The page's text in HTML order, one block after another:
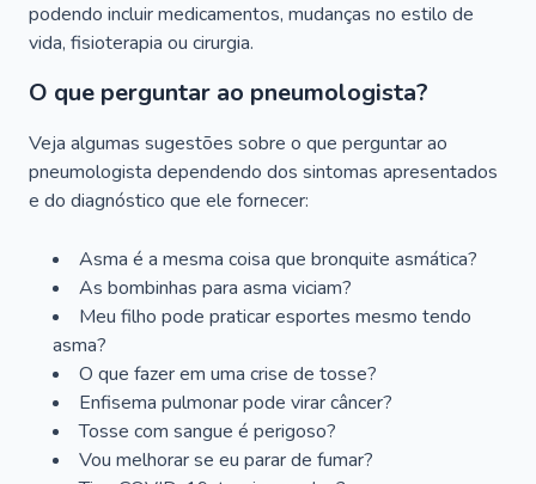
podendo incluir medicamentos, mudanças no estilo de
vida, fisioterapia ou cirurgia.
O que perguntar ao pneumologista?
Veja algumas sugestões sobre o que perguntar ao
pneumologista dependendo dos sintomas apresentados
e do diagnóstico que ele fornecer:
Asma é a mesma coisa que bronquite asmática?
As bombinhas para asma viciam?
Meu filho pode praticar esportes mesmo tendo
asma?
O que fazer em uma crise de tosse?
Enfisema pulmonar pode virar câncer?
Tosse com sangue é perigoso?
Vou melhorar se eu parar de fumar?